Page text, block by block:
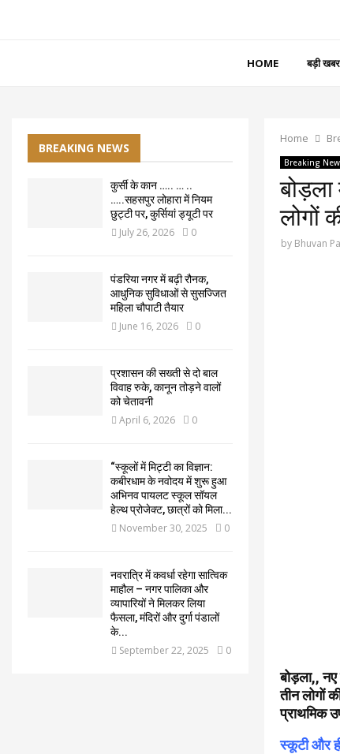
HOME बड़ी खबर
Home
Breaking
लोगों
by Bhuvan
बोड़ला,,
तीन लोगों
प्राथमिक
स्कूटी और
BREAKING NEWS
कुर्सी के कान ….. … ..
…..सहसपुर लोहारा में नियम
छुट्टी पर, कुर्सियां ड्यूटी पर
July 26, 2026 0
पंडरिया नगर में बढ़ी रौनक,
आधुनिक सुविधाओं से सुसज्जित
महिला चौपाटी तैयार
June 16, 2026 0
प्रशासन की सख्ती से दो बाल
विवाह रुके, कानून तोड़ने वालों
को चेतावनी
April 6, 2026 0
“स्कूलों में मिट्टी का विज्ञान:
कबीरधाम के नवोदय में शुरू हुआ
अभिनव पायलट स्कूल सॉयल
हेल्थ प्रोजेक्ट, छात्रों को मिला...
November 30, 2025 0
नवरात्रि में कवर्धा रहेगा सात्विक
माहौल – नगर पालिका और
व्यापारियों ने मिलकर लिया
फैसला, मंदिरों और दुर्गा पंडालों
के...
September 22, 2025 0